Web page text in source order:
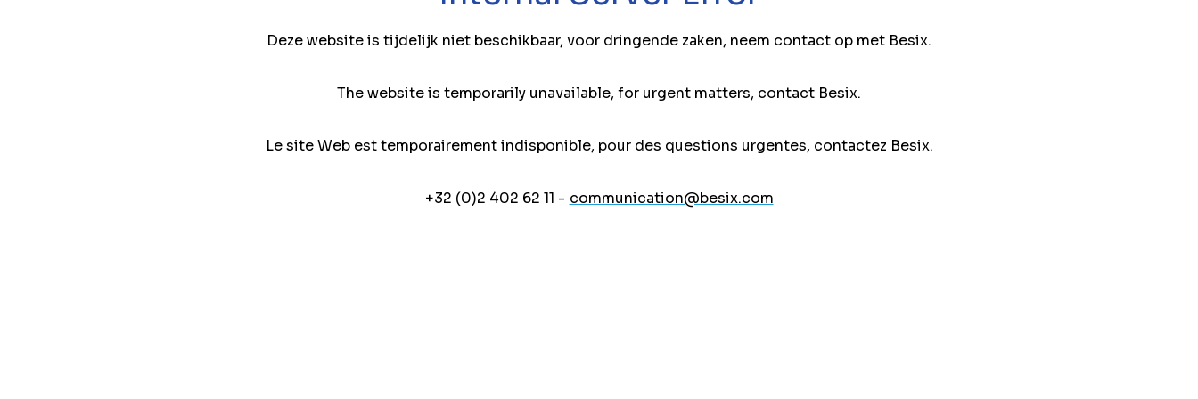
Deze website is tijdelijk niet beschikbaar, voor dringende zaken, neem contact op met Besix.
The website is temporarily unavailable, for urgent matters, contact Besix.
Le site Web est temporairement indisponible, pour des questions urgentes, contactez Besix.
+32 (0)2 402 62 11 - communication@besix.com